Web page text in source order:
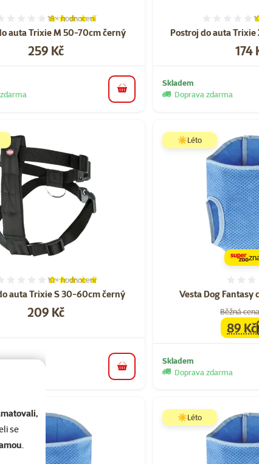
se
.
auta Trixie M 50-70cm černý
Hodnocení 91%, počet hodnocení: 18
18×hodnocení
Cena
259 Kč
do košíku
Postroj do auta
174
Skladem
Doprava zdarma
auta Trixie S 30-60cm černý
Hodnocení 96%, počet hodnocení: 10
10×hodnocení
Cena
209 Kč
do košíku
Vesta Dog Fantasy
Běžná
89 Kč
☀️Léto
Skladem
Doprava zdarma
☀️Léto